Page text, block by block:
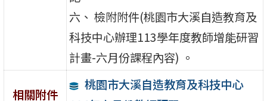
六、 檢附附件(桃園市大溪自造教育及
科技中心辦理113學年度教師增能研習
計畫-六月份課程內容) 。
相關附件
桃園市大溪自造教育及科技中心